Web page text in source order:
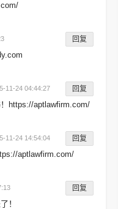
回复
11-24 04:44:27 回复
https://aptlawfirm.com/
11-24 14:54:04 回复
aptlawfirm.com/
回复
！